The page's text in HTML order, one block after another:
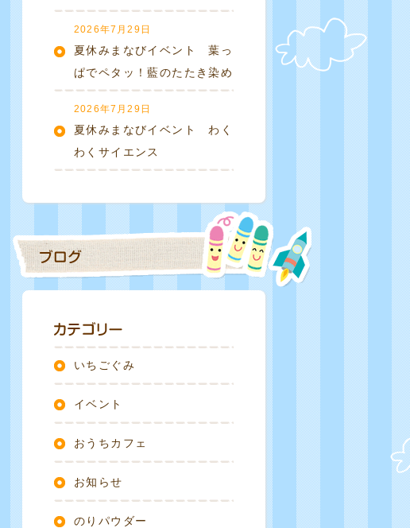
2026年7月29日
夏休みまなびイベント 葉っ
ぱでペタッ！藍のたたき染め
2026年7月29日
夏休みまなびイベント わく
わくサイエンス
いちごぐみ
イベント
おうちカフェ
お知らせ
のりパウダー